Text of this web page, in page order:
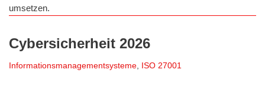
umsetzen.
Cybersicherheit 2026
Informationsmanagementsysteme, ISO 27001